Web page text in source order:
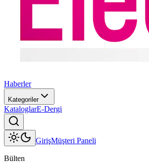
Haberler
Kategoriler
KataloglarE-Dergi
GirişMüşteri Paneli
Bülten